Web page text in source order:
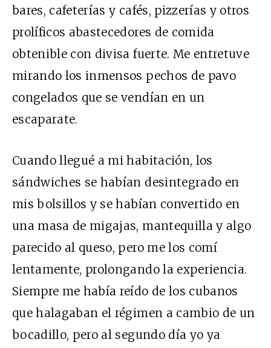
bares, cafeterías y cafés, pizzerías y otros
prolíficos abastecedores de comida
obtenible con divisa fuerte. Me entretuve
mirando los inmensos pechos de pavo
congelados que se vendían en un
escaparate.
Cuando llegué a mi habitación, los
sándwiches se habían desintegrado en
mis bolsillos y se habían convertido en
una masa de migajas, mantequilla y algo
parecido al queso, pero me los comí
lentamente, prolongando la experiencia.
Siempre me había reído de los cubanos
que halagaban el régimen a cambio de un
bocadillo, pero al segundo día yo ya